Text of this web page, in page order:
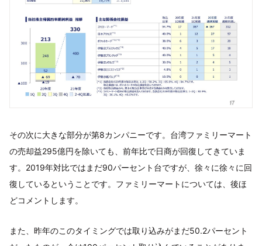
その次に大きな部分が第8カンパニーです。台湾ファミリーマート
の売却益295億円を除いても、前年比で日商が回復してきていま
す。2019年対比ではまだ90パーセント台ですが、徐々に徐々に回
復しているということです。ファミリーマートについては、後ほ
どコメントします。
また、昨年のこのタイミングでは取り込みがまだ50.2パーセント